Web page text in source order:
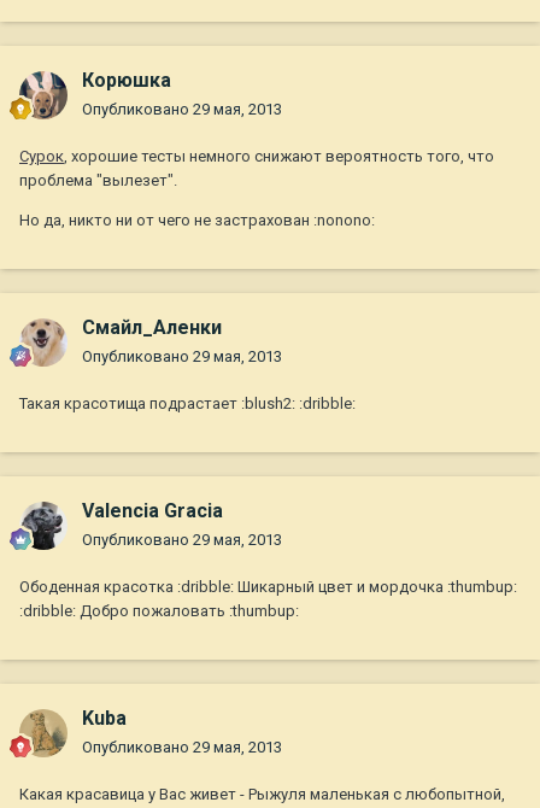
Корюшка
Опубликовано 29 мая, 2013
Сурок, хорошие тесты немного снижают вероятность того, что
проблема "вылезет".
Но да, никто ни от чего не застрахован :nonono:
Смайл_Аленки
Опубликовано 29 мая, 2013
Такая красотища подрастает :blush2: :dribble:
Valencia Gracia
Опубликовано 29 мая, 2013
Ободенная красотка :dribble: Шикарный цвет и мордочка :thumbup:
:dribble: Добро пожаловать :thumbup:
Kuba
Опубликовано 29 мая, 2013
Какая красавица у Вас живет - Рыжуля маленькая с любопытной,